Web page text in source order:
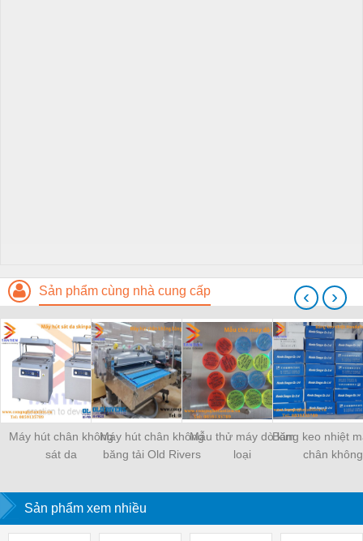
Sản phẩm cùng nhà cung cấp
Máy hút chân không
sát da
Máy hút chân không
băng tải Old Rivers
Mẫu thử máy dò kim
loại
Băng keo nhiệt
chân không
‹ ›
Sản phẩm xem nhiều